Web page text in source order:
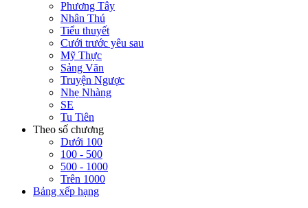
Phương Tây
Nhân Thú
Tiểu thuyết
Cưới trước yêu sau
Mỹ Thực
Sảng Văn
Truyện Ngược
Nhẹ Nhàng
SE
Tu Tiên
Theo số chương
Dưới 100
100 - 500
500 - 1000
Trên 1000
Bảng xếp hạng